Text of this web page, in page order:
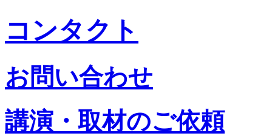
コンタクト
お問い合わせ
講演・取材のご依頼